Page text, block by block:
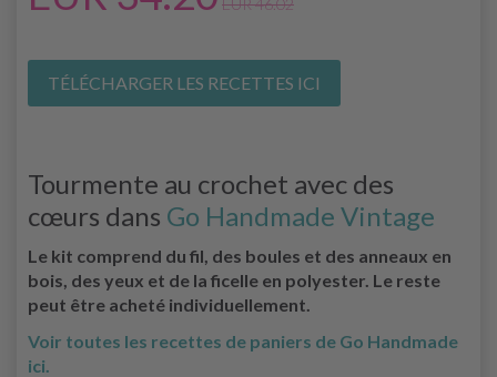
TÉLÉCHARGER LES RECETTES ICI
Tourmente au crochet avec des
cœurs dans Go Handmade Vintage
Le kit comprend du fil, des boules et des anneaux en
bois, des yeux et de la ficelle en polyester. Le reste
peut être acheté individuellement.
Voir toutes les recettes de paniers de Go Handmade
ici.